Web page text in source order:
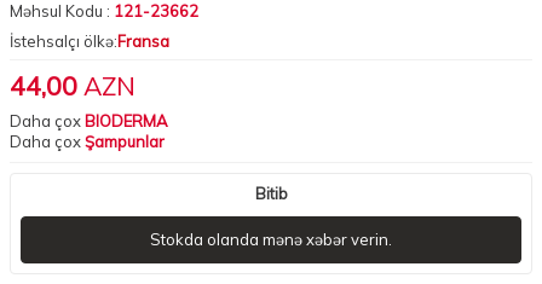
Məhsul Kodu : 121-23662
İstehsalçı ölkə:Fransa
44,00 AZN
Daha çox BIODERMA
Daha çoxŞampunlar
Bitib
Stokda olanda mənə xəbər verin.